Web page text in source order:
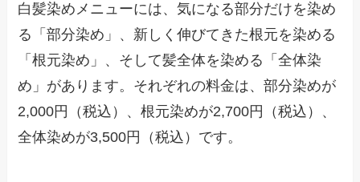
白髪染めメニューには、気になる部分だけを染め
る「部分染め」、新しく伸びてきた根元を染める
「根元染め」、そして髪全体を染める「全体染
め」があります。それぞれの料金は、部分染めが
2,000円（税込）、根元染めが2,700円（税込）、
全体染めが3,500円（税込）です。